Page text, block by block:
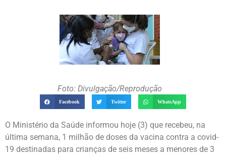
Foto: Divulgação/Reprodução
Facebook Twitter WhatsApp
O Ministério da Saúde informou hoje (3) que recebeu, na
última semana, 1 milhão de doses da vacina contra a covid-
19 destinadas para crianças de seis meses a menores de 3